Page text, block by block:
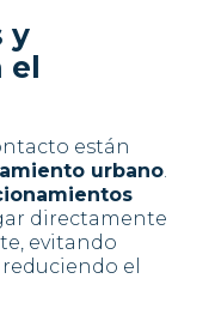
y
el
están
urbano.
directamente
evitando
el